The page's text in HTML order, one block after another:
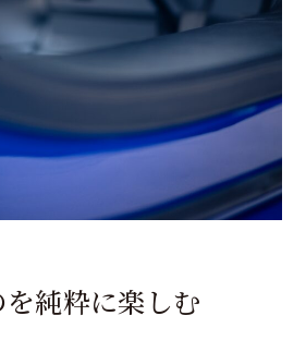
純粋に楽しむ